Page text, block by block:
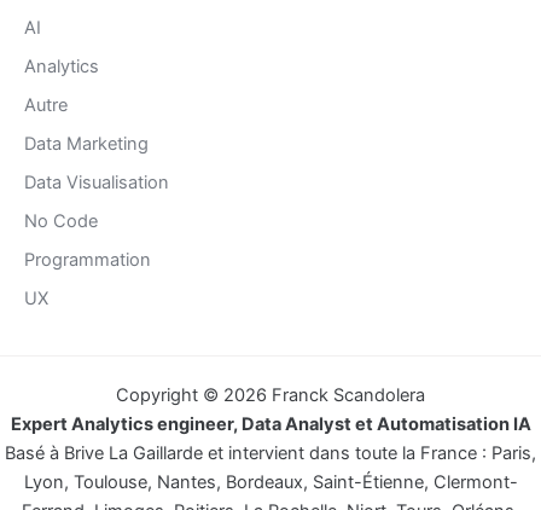
AI
Analytics
Autre
Data Marketing
Data Visualisation
No Code
Programmation
UX
Copyright © 2026 Franck Scandolera
Expert Analytics engineer, Data Analyst et Automatisation IA
Basé à Brive La Gaillarde et intervient dans toute la France : Paris,
Lyon, Toulouse, Nantes, Bordeaux, Saint-Étienne, Clermont-